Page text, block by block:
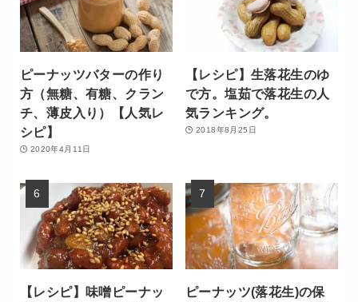
ピーナッツバターの作り
方（無糖、有糖、クラン
チ、薄皮入り）【人気レ
シピ】
2020年4月11日
【レシピ】生落花生のゆ
で方。塩茹で落花生の人
気ランキング。
2018年8月25日
【レシピ】味噌ピーナッ
ピーナッツ(落花生)の保